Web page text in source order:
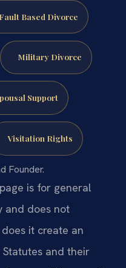
Fault Based Divorce
Military Divorce
Support
Visitation Rights
Founder.
is for general
and does not
it create an
and their